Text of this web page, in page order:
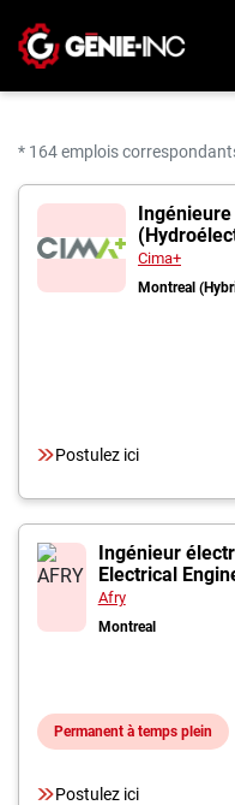
Créez un compte
Emplois
Recherchez un emploi
Compagnies
Inscrivez-vous à
Employeurs
* 164 emplois
164
Cima+
Montreal
Postulez ici
Ingénieur
Electrical
Afry
Montreal
Permanent à temps plein
Postulez ici